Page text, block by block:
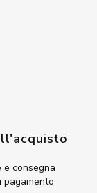
e consegna
pagamento